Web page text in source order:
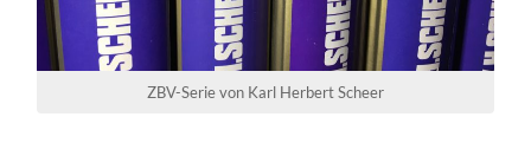
ZBV-Serie von Karl Herbert Scheer